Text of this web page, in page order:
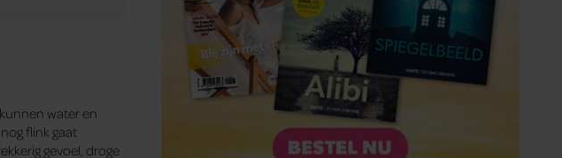
water en
flink gaat
gevoel, droge